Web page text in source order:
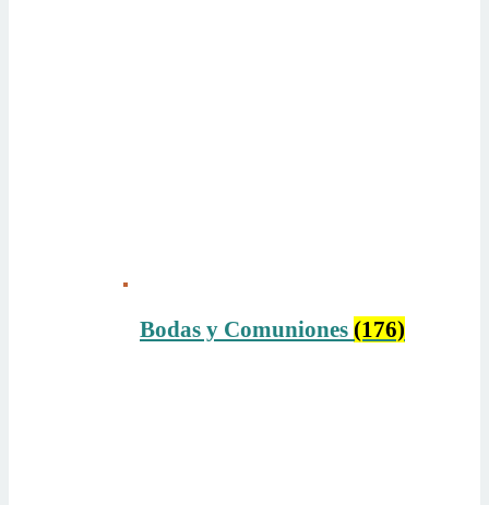
Bodas y Comuniones (176)